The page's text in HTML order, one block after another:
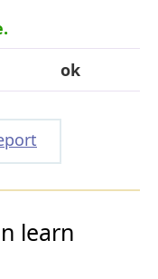
ok
learn